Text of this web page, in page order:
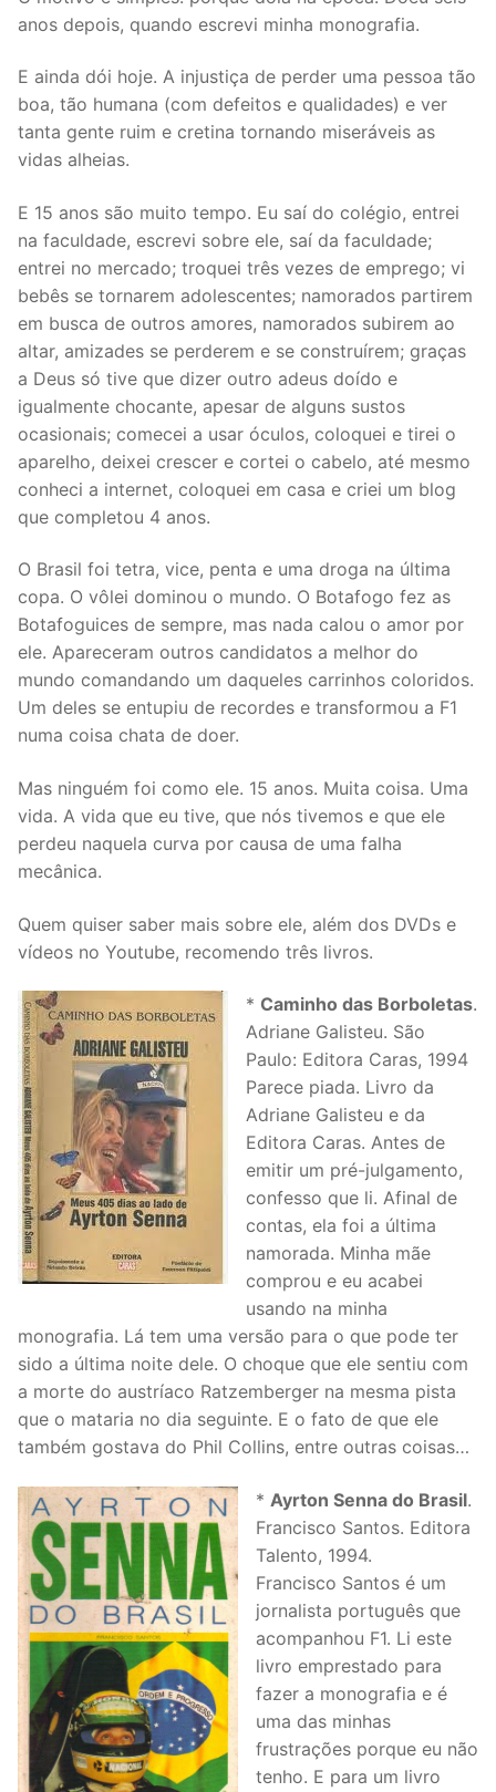
anos depois, quando escrevi minha monografia.
E ainda dói hoje. A injustiça de perder uma pessoa tão
boa, tão humana (com defeitos e qualidades) e ver
tanta gente ruim e cretina tornando miseráveis as
vidas alheias.
E 15 anos são muito tempo. Eu saí do colégio, entrei
na faculdade, escrevi sobre ele, saí da faculdade;
entrei no mercado; troquei três vezes de emprego; vi
bebês se tornarem adolescentes; namorados partirem
em busca de outros amores, namorados subirem ao
altar, amizades se perderem e se construírem; graças
a Deus só tive que dizer outro adeus doído e
igualmente chocante, apesar de alguns sustos
ocasionais; comecei a usar óculos, coloquei e tirei o
aparelho, deixei crescer e cortei o cabelo, até mesmo
conheci a internet, coloquei em casa e criei um blog
que completou 4 anos.
O Brasil foi tetra, vice, penta e uma droga na última
copa. O vôlei dominou o mundo. O Botafogo fez as
Botafoguices de sempre, mas nada calou o amor por
ele. Apareceram outros candidatos a melhor do
mundo comandando um daqueles carrinhos coloridos.
Um deles se entupiu de recordes e transformou a F1
numa coisa chata de doer.
Mas ninguém foi como ele. 15 anos. Muita coisa. Uma
vida. A vida que eu tive, que nós tivemos e que ele
perdeu naquela curva por causa de uma falha
mecânica.
Quem quiser saber mais sobre ele, além dos DVDs e
vídeos no Youtube, recomendo três livros.
* Caminho das Borboletas.
Adriane Galisteu. São
Paulo: Editora Caras, 1994
Parece piada. Livro da
Adriane Galisteu e da
Editora Caras. Antes de
emitir um pré-julgamento,
confesso que li. Afinal de
contas, ela foi a última
namorada. Minha mãe
comprou e eu acabei
usando na minha
monografia. Lá tem uma versão para o que pode ter
sido a última noite dele. O choque que ele sentiu com
a morte do austríaco Ratzemberger na mesma pista
que o mataria no dia seguinte. E o fato de que ele
também gostava do Phil Collins, entre outras coisas…
* Ayrton Senna do Brasil.
Francisco Santos. Editora
Talento, 1994.
Francisco Santos é um
jornalista português que
acompanhou F1. Li este
livro emprestado para
fazer a monografia e é
uma das minhas
frustrações porque eu não
tenho. E para um livro